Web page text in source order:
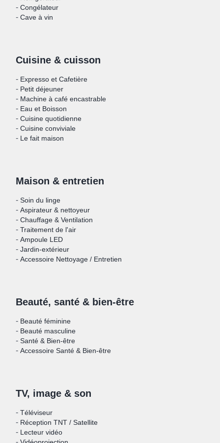
- Congélateur
- Cave à vin
Cuisine & cuisson
- Expresso et Cafetière
- Petit déjeuner
- Machine à café encastrable
- Eau et Boisson
- Cuisine quotidienne
- Cuisine conviviale
- Le fait maison
Maison & entretien
- Soin du linge
- Aspirateur & nettoyeur
- Chauffage & Ventilation
- Traitement de l'air
- Ampoule LED
- Jardin-extérieur
- Accessoire Nettoyage / Entretien
Beauté, santé & bien-être
- Beauté féminine
- Beauté masculine
- Santé & Bien-être
- Accessoire Santé & Bien-être
TV, image & son
- Téléviseur
- Réception TNT / Satellite
- Lecteur vidéo